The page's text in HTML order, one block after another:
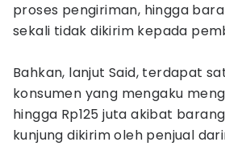
proses pengiriman, hingga
sekali tidak dikirim kepada
Bahkan, lanjut Said, terdapat
konsumen yang mengaku
hingga Rp125 juta akibat
kunjung dikirim oleh penjual